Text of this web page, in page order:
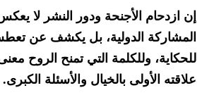
إن ازدحام الأجنحة ودور النشر لا
المشاركة الدولية، بل يكشف عن
للحكاية، وللكلمة التي تمنح الروح
علاقته الأولى بالخيال والأسئلة الكبرى.